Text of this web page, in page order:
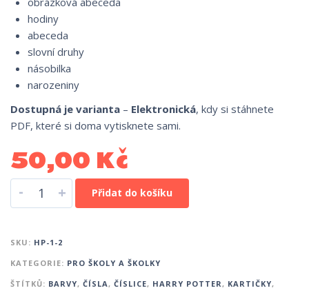
hodiny
abeceda
slovní druhy
násobilka
narozeniny
Dostupná je varianta – Elektronická, kdy si stáhnete
PDF, které si doma vytisknete sami.
50,00 Kč
- + Přidat do košíku
SKU: HP-1-2
KATEGORIE: PRO ŠKOLY A ŠKOLKY
ŠTÍTKŮ: BARVY, ČÍSLA , ČÍSLICE, HARRY POTTER , KARTIČKY,